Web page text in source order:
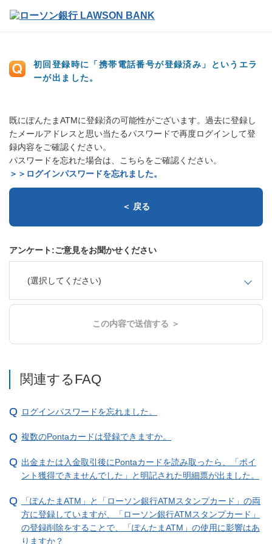
初回登録時に「携帯電話番号が登録済み」というエラ
ーが出ました。
既にぽんたまATMに登録済の可能性がございます。過去に登録し
たメールアドレスと思い当たるパスワードで再度ログインして登
録内容をご確認ください。
パスワードを忘れた場合は、こちらをご確認ください。
＞＞ログインパスワードを忘れました。
＜ 戻る
アンケート:ご意見をお聞かせください
(選択してください)
この内容で送信する ＞
関連するFAQ
ログインパスワードを忘れました。
複数のPontaカードは登録できますか。
出金または入金取引後にPontaカードを読み取ったら、「ポイ
ント獲得できませんでした」と明記された明細票が出ました。
「ぽんたまATM」と「ローソン銀行ATMスタンプカード」の両
方に登録していますが、「ローソン銀行ATMスタンプカード」
の登録削除をすることで、「ぽんたまATM」の使用に影響はあ
りますか？